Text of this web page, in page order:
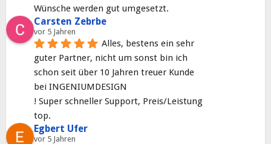
Wünsche werden gut umgesetzt.
Carsten Zebrbe
vor 5 Jahren
Alles, bestens ein sehr
guter Partner, nicht um sonst bin ich
schon seit über 10 Jahren treuer Kunde
bei INGENIUMDESIGN
! Super schneller Support, Preis/Leistung
top.
Egbert Ufer
vor 5 Jahren